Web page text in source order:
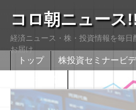
コロ朝ニュース
経済ニュース・株・投資情報を毎
お届け
トップ 株投資セミナービ